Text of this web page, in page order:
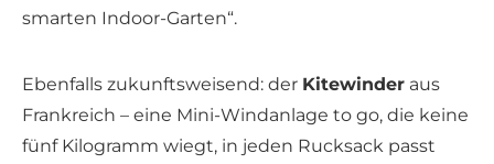
smarten Indoor-Garten“.
Ebenfalls zukunftsweisend: der Kitewinder aus
Frankreich – eine Mini-Windanlage to go, die keine
fünf Kilogramm wiegt, in jeden Rucksack passt